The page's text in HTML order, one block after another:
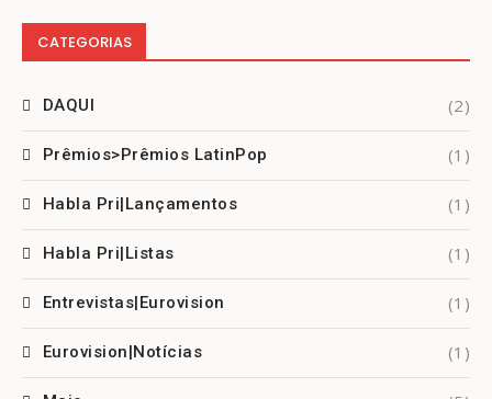
CATEGORIAS
DAQUI (2)
Prêmios>Prêmios LatinPop (1)
Habla Pri|Lançamentos (1)
Habla Pri|Listas (1)
Entrevistas|Eurovision (1)
Eurovision|Notícias (1)